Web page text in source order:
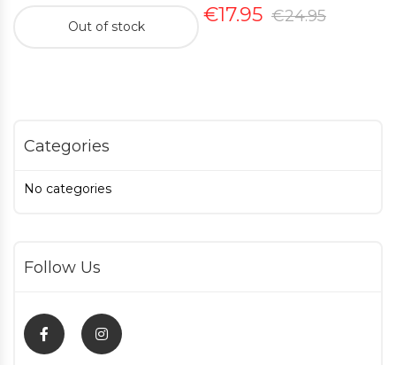
€24.95
€17.95
Out of stock
Categories
No categories
Follow Us